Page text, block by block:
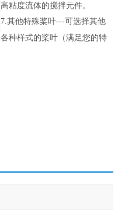
高粘度流体的搅拌元件。
7.其他特殊桨叶---可选择其他
各种样式的桨叶（满足您的特